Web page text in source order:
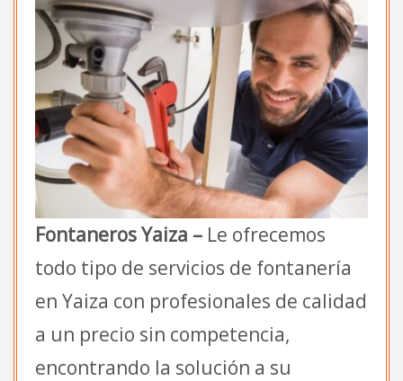
Fontaneros Yaiza – Le ofrecemos
todo tipo de servicios de fontanería
en Yaiza con profesionales de calidad
a un precio sin competencia,
encontrando la solución a su